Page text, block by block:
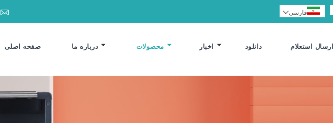
 فارسی
صفحه اصلی درباره ما محصولات اخبار دانلود ارسال استعلام